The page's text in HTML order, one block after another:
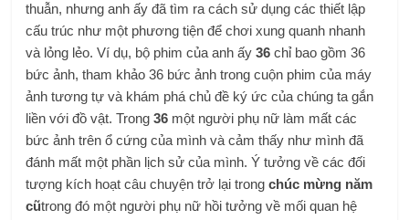
thuẫn, nhưng anh ấy đã tìm ra cách sử dụng các thiết lập
cấu trúc như một phương tiện để chơi xung quanh nhanh
và lỏng lẻo. Ví dụ, bộ phim của anh ấy36 chỉ bao gồm 36
bức ảnh, tham khảo 36 bức ảnh trong cuộn phim của máy
ảnh tương tự và khám phá chủ đề ký ức của chúng ta gắn
liền với đồ vật. Trong36 một người phụ nữ làm mất các
bức ảnh trên ổ cứng của mình và cảm thấy như mình đã
đánh mất một phần lịch sử của mình. Ý tưởng về các đối
tượng kích hoạt câu chuyện trở lại trongchúc mừng năm
cũtrong đó một người phụ nữ hồi tưởng về mối quan hệ